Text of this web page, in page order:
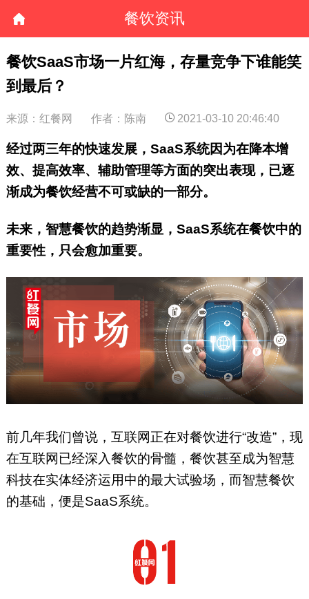
餐饮资讯
餐饮SaaS市场一片红海，存量竞争下谁能笑
到最后？
来源：红餐网 作者：陈南 2021-03-10 20:46:40
经过两三年的快速发展，SaaS系统因为在降本增
效、提高效率、辅助管理等方面的突出表现，已逐
渐成为餐饮经营不可或缺的一部分。
未来，智慧餐饮的趋势渐显，SaaS系统在餐饮中的
重要性，只会愈加重要。
前几年我们曾说，互联网正在对餐饮进行“改造”，现
在互联网已经深入餐饮的骨髓，餐饮甚至成为智慧
科技在实体经济运用中的最大试验场，而智慧餐饮
的基础，便是SaaS系统。